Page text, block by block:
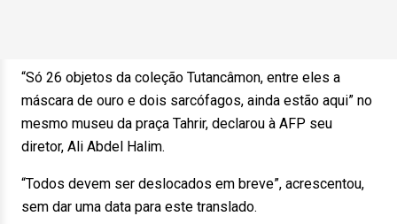
“Só 26 objetos da coleção Tutancâmon, entre eles a
máscara de ouro e dois sarcófagos, ainda estão aqui” no
mesmo museu da praça Tahrir, declarou à AFP seu
diretor, Ali Abdel Halim.
“Todos devem ser deslocados em breve”, acrescentou,
sem dar uma data para este translado.